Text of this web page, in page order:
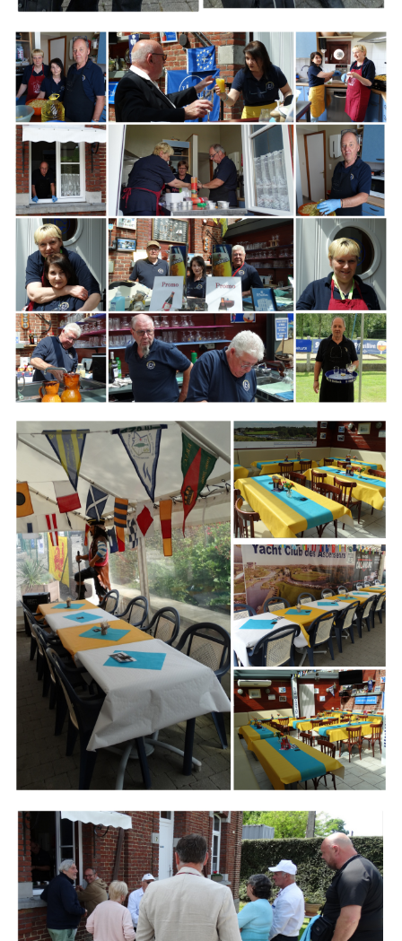
Branding
ARMCHAIR
Branding
ARMCHAIR
Branding
ARMCHAIR